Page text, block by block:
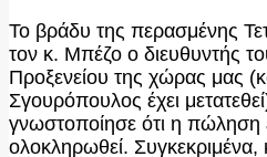
Το βράδυ της περασμένης
τον κ. Μπέζο ο διευθυντής
Προξενείου της χώρας μας
Σγουρόπουλος έχει
γνωστοποίησε ότι η πώληση
ολοκληρωθεί. Συγκεκριμένα,